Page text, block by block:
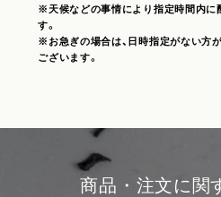
※天候などの事情により指定時間内に
す。
※お急ぎの場合は、日時指定がない方
ございます。
商品・注文に関